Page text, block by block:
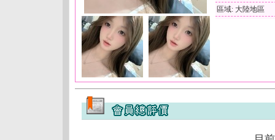
區域: 大陸地區